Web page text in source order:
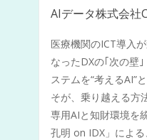
AIデータ株式会社
医療機関のICT導入
なったDXの｢次の壁
ステムを“考えるAI”
そが、乗り越える方
専用AIと知財環境を
孔明 on IDX」によ